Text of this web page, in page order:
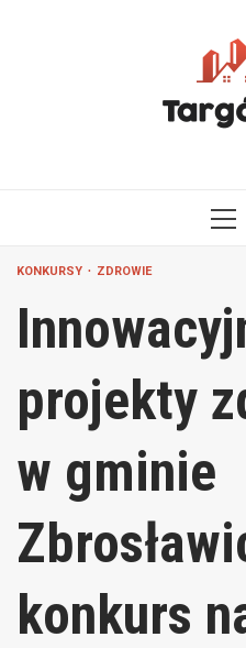
KONKURSY ZDROWIE
projekty
w gminie
konkurs